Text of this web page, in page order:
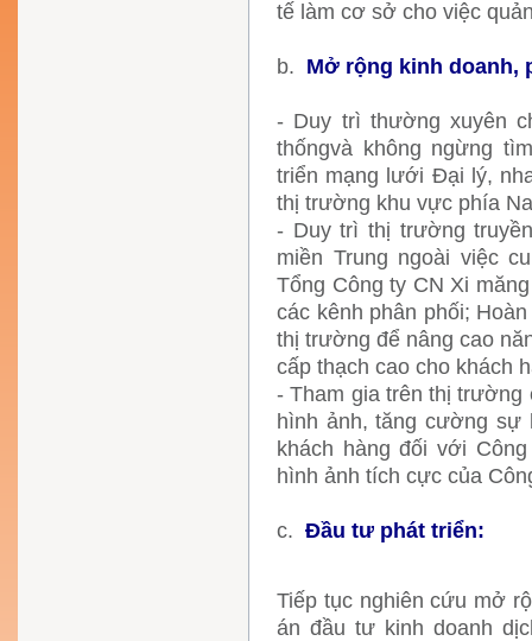
tế làm cơ sở cho việc
b. Mở rộng kinh doanh,
- Duy trì thường xuyên
thốngvà không ngừng
triển mạng lưới Đại lý,
thị trường khu vực phía
- Duy trì thị trường
miền Trung ngoài việc
Tổng Công ty CN Xi
các kênh phân phối;
thị trường để nâng cao
cấp thạch cao cho khách
- Tham gia trên thị trường
hình ảnh, tăng cường sự
khách hàng đối với
hình ảnh tích cực của
c. Đầu tư phát triển:
Tiếp tục nghiên cứu mở
án đầu tư kinh doanh